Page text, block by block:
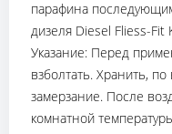
парафина
дизеля Diesel Fliess-Fit
Указание: Перед
взболтать. Хранить,
замерзание. После
комнатной